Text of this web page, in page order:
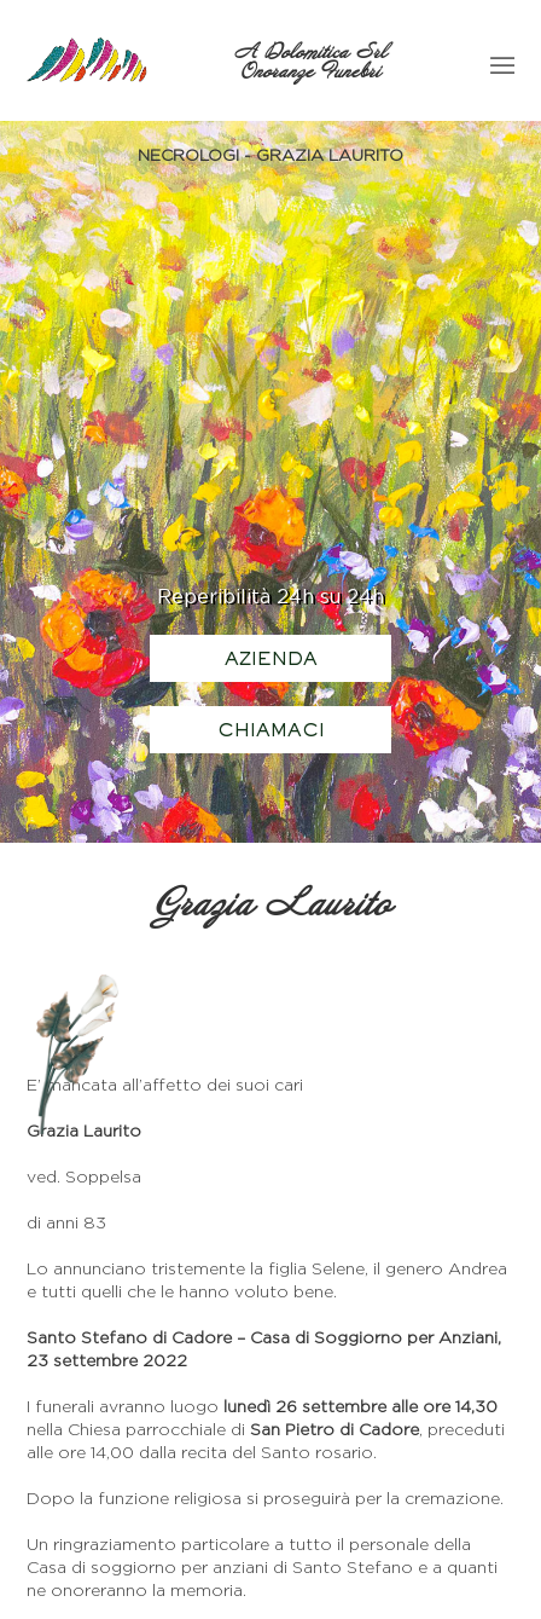
A Dolomitica Srl
Onoranze Funebri
Reperibilità 24h su 24h
AZIENDA
CHIAMACI
NECROLOGI - GRAZIA LAURITO
Grazia Laurito
E’ mancata all’affetto dei suoi cari
Grazia Laurito
ved. Soppelsa
di anni 83
Lo annunciano tristemente la figlia Selene, il genero Andrea
e tutti quelli che le hanno voluto bene.
Santo Stefano di Cadore – Casa di Soggiorno per Anziani,
23 settembre 2022
I funerali avranno luogo
lunedì 26 settembre alle ore 14,30
nella Chiesa parrocchiale diSan Pietro di Cadore, preceduti
alle ore 14,00 dalla recita del Santo rosario.
Dopo la funzione religiosa si proseguirà per la cremazione.
Un ringraziamento particolare a tutto il personale della
Casa di soggiorno per anziani di Santo Stefano e a quanti
ne onoreranno la memoria.